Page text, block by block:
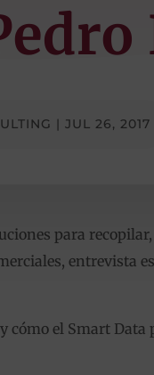
| JUL 26, 2017
para
entrevista
el Smart